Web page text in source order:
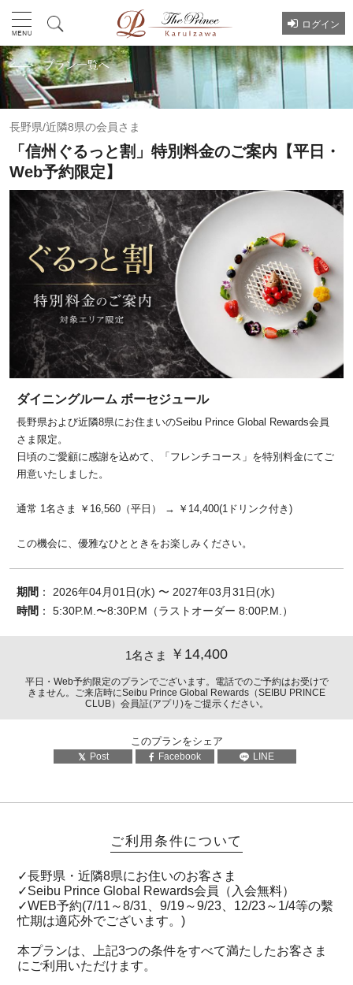
ログイン
プラン一覧へ
長野県/近隣8県の会員さま
「信州ぐるっと割」特別料金のご案内【平日・
Web予約限定】
ダイニングルーム ボーセジュール
長野県および近隣8県にお住まいのSeibu Prince Global Rewards会員
さま限定。
日頃のご愛顧に感謝を込めて、「フレンチコース」を特別料金にてご
用意いたしました。
通常 1名さま ￥16,560（平日） → ￥14,400(1ドリンク付き)
この機会に、優雅なひとときをお楽しみください。
期間 ： 2026年04月01日(水) 〜 2027年03月31日(水)
時間 ： 5:30P.M.〜8:30P.M（ラストオーダー 8:00P.M.）
1名さま ￥14,400
平日・Web予約限定のプランでございます。電話でのご予約はお受けで
きません。ご来店時にSeibu Prince Global Rewards（SEIBU PRINCE
CLUB）会員証(アプリ)をご提示ください。
このプランをシェア
Post Facebook LINE
ご利用条件について
✓長野県・近隣8県にお住いのお客さま
✓Seibu Prince Global Rewards会員（入会無料）
✓WEB予約(7/11～8/31、9/19～9/23、12/23～1/4等の繫
忙期は適応外でございます。)
本プランは、上記3つの条件をすべて満たしたお客さま
にご利用いただけます。